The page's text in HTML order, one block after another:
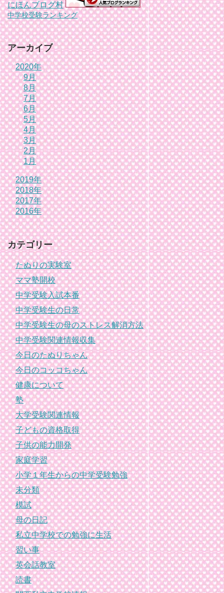
にほんブログ村
中学校受験ランキング
アーカイブ
2020年
9月
8月
7月
6月
5月
4月
3月
2月
1月
2019年
2018年
2017年
2016年
カテゴリー
たぬりの実験室
ママ塾開校
中学受験入試本番
中学受験生の日常
中学受験生の母のストレス解消方法
中学受験関連情報収集
今日のたぬりちゃん
今日のコッコちゃん
健康について
塾
大学受験関連情報
子どもの資格取得
子供の能力開発
家庭学習
小学１年生からの中学受験勉強
未分類
模試
母の日記
私立中学校での勉強に生活
習い事
英会話教室
読書